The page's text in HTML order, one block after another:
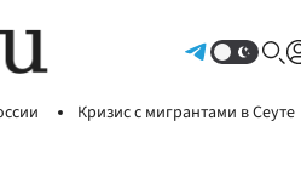
Кризис с мигрантами в Сеуте